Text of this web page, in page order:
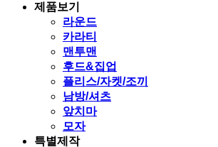
제품보기
라운드
카라티
맨투맨
후드&집업
플리스/자켓/조끼
남방/셔츠
앞치마
모자
특별제작